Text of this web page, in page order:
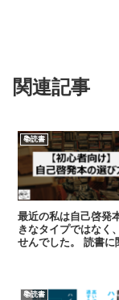
関連記事
📚読書
最近の私は自己啓発本を
きなタイプではなく
せんでした。 読書に関して言えば「初心者」である私が、色々な自
📚読書